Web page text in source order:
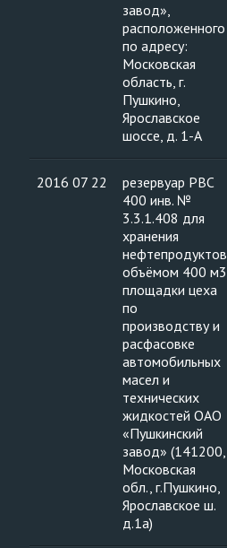
завод»,
расположенного
по адресу:
Московская
область, г.
Пушкино,
Ярославское
шоссе, д. 1-А
2016 07 22
резервуар РВС
400 инв. №
3.3.1.408 для
хранения
нефтепродуктов
объёмом 400 м3
площадки цеха
по
производству и
расфасовке
автомобильных
масел и
технических
жидкостей ОАО
«Пушкинский
завод» (141200,
Московская
обл., г.Пушкино,
Ярославское ш.
д.1а)